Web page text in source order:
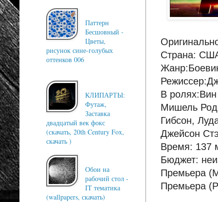
Страна:
В
Мишель
Гибсон,
Джейсон
Время: 137
Бюджет:
Премьера
Премьера
Паттерн
Бесшовный -
Цветы,
рисунок сине-голубых
оттенков 006
КЛИПАРТЫ:
Футаж,
Заставка
двадцатый век фокс
(скачать, 20th Century Fox,
скачать )
Обои на
рабочий стол -
IT тематика
(wallpapers, скачать)